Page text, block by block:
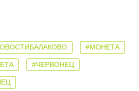
#МОНЕТА
#ЧЕРВОНЕЦ